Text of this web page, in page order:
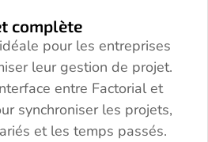
complète
pour les entreprises
leur gestion de projet.
entre Factorial et
synchroniser les projets,
et les temps passés.